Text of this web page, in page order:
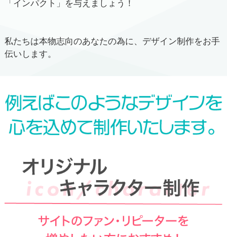
「インパクト」を与えましょう！
私たちは本物志向のあなたの為に、デザイン制作をお手
伝いします。